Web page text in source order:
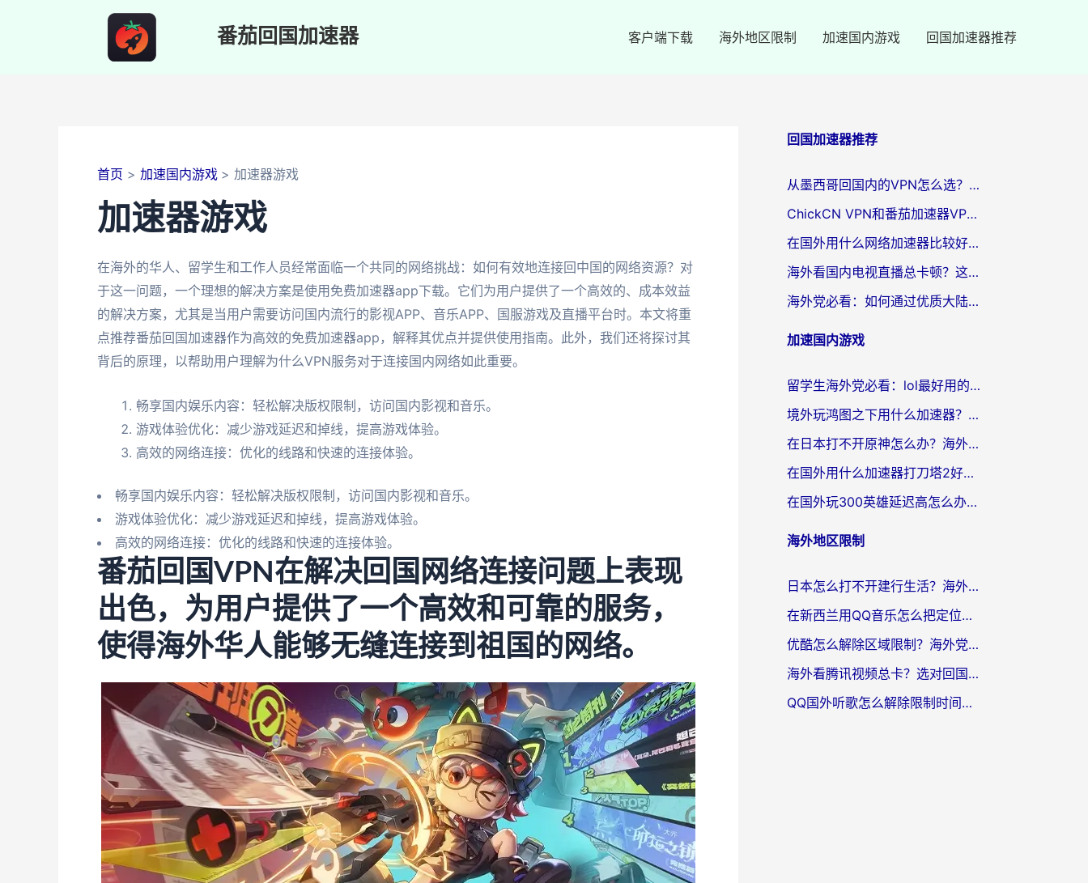
番茄回国加速器 客户端下载 海外地区限制 加速国内游戏 回国加速器推荐
首页 加速国内游戏 加速器游戏
加速器游戏
在海外的华人、留学生和工作人员经常面临一个共同的网络挑战：如何有效地连接回中国的网络资源？对
于这一问题，一个理想的解决方案是使用免费加速器app下载。它们为用户提供了一个高效的、成本效益
的解决方案，尤其是当用户需要访问国内流行的影视APP、音乐APP、国服游戏及直播平台时。本文将重
点推荐番茄回国加速器作为高效的免费加速器app，解释其优点并提供使用指南。此外，我们还将探讨其
背后的原理，以帮助用户理解为什么VPN服务对于连接国内网络如此重要。
畅享国内娱乐内容：轻松解决版权限制，访问国内影视和音乐。
游戏体验优化：减少游戏延迟和掉线，提高游戏体验。
高效的网络连接：优化的线路和快速的连接体验。
畅享国内娱乐内容：轻松解决版权限制，访问国内影视和音乐。
游戏体验优化：减少游戏延迟和掉线，提高游戏体验。
高效的网络连接：优化的线路和快速的连接体验。
番茄回国VPN在解决回国网络连接问题上表现
出色，为用户提供了一个高效和可靠的服务，
使得海外华人能够无缝连接到祖国的网络。
回国加速器推荐
从墨西哥回国内的VPN怎么选？3步教你无缝刷剧、玩国服游戏
ChickCN VPN和番茄加速器VPN对比哪个回国效果更好？海外党亲测后的真实答案
在国外用什么网络加速器比较好？海外党亲测：从痛点到解决方案的全攻略
海外看国内电视直播总卡顿？这篇指南教你选对回国加速器，无缝追剧不发愁
海外党必看：如何通过优质大陆VPN节点无缝访问国内资源？
加速国内游戏
留学生海外党必看：lol最好用的加速器怎么选？附一梦江湖、神鬼传奇加速攻略
境外玩鸿图之下用什么加速器？海外玩家必看的国服游戏加速全攻略
在日本打不开原神怎么办？海外党亲测有效的国服游戏加速指南
在国外用什么加速器打刀塔2好？海外党国服游戏加速避坑指南
在国外玩300英雄延迟高怎么办？海外玩家亲测有效的加速器选择指南
海外地区限制
日本怎么打不开建行生活？海外党必藏的回国加速指南（含丹麦国外影音问题破解）
在新西兰用QQ音乐怎么把定位修改到中国国内？海外党听歌追剧的实用指南
优酷怎么解除区域限制？海外党亲测有效的回国加速器选择指南
海外看腾讯视频总卡？选对回国加速器，还能解决英国1号店定位+欧洲杯CCTV5直播问题
QQ国外听歌怎么解除限制时间？海外党亲测有效的回国加速方案